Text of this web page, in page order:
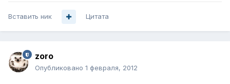
Вставить ник Цитата
zoro
Опубликовано 1 февраля, 2012